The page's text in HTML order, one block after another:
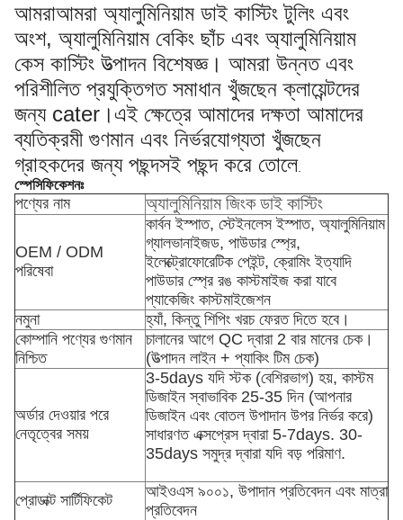
আমরাআমরা অ্যালুমিনিয়াম ডাই কাস্টিং টুলিং এবং
অংশ, অ্যালুমিনিয়াম বেকিং ছাঁচ এবং অ্যালুমিনিয়াম
কেস কাস্টিং উত্পাদন বিশেষজ্ঞ। আমরা উন্নত এবং
পরিশীলিত প্রযুক্তিগত সমাধান খুঁজছেন ক্লায়েন্টদের
জন্য cater।এই ক্ষেত্রে আমাদের দক্ষতা আমাদের
ব্যতিক্রমী গুণমান এবং নির্ভরযোগ্যতা খুঁজছেন
গ্রাহকদের জন্য পছন্দসই পছন্দ করে তোলে
স্পেসিফিকেশনঃ
পণ্যের নাম অ্যালুমিনিয়াম জিংক ডাই কাস্টিং
OEM / ODM
পরিষেবা
কার্বন ইস্পাত, স্টেইনলেস ইস্পাত, অ্যালুমিনিয়াম
গ্যালভানাইজড, পাউডার স্প্রে,
ইলেক্ট্রোফোরেটিক পেইন্ট, ক্রোমিং ইত্যাদি
পাউডার স্প্রে রঙ কাস্টমাইজ করা যাবে
প্যাকেজিং কাস্টমাইজেশন
নমুনা
হ্যাঁ, কিন্তু শিপিং খরচ ফেরত দিতে হবে।
কোম্পানি পণ্যের গুণমান
নিশ্চিত
চালানের আগে QC দ্বারা 2 বার মানের চেক।
(উত্পাদন লাইন + প্যাকিং টিম চেক)
অর্ডার দেওয়ার পরে
নেতৃত্বের সময়
3-5days যদি স্টক (বেশিরভাগ) হয়, কাস্টম
ডিজাইন স্বাভাবিক 25-35 দিন (আপনার
ডিজাইন এবং বোতল উপাদান উপর নির্ভর করে)
সাধারণত এক্সপ্রেস দ্বারা 5-7days. 30-
35days সমুদ্র দ্বারা যদি বড় পরিমাণ.
প্রোডাক্ট সার্টিফিকেট
আইওএস ৯০০১, উপাদান প্রতিবেদন এবং মাত্রা
প্রতিবেদন